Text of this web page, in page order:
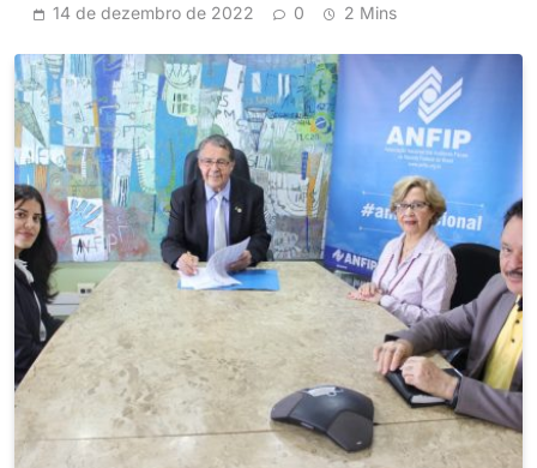
14 de dezembro de 2022 0 2 Mins